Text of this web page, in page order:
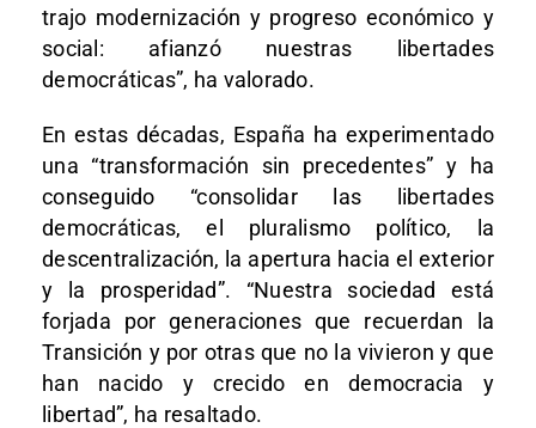
trajo modernización y progreso económico y
social: afianzó nuestras libertades
democráticas”, ha valorado.
En estas décadas, España ha experimentado
una “transformación sin precedentes” y ha
conseguido “consolidar las libertades
democráticas, el pluralismo político, la
descentralización, la apertura hacia el exterior
y la prosperidad”. “Nuestra sociedad está
forjada por generaciones que recuerdan la
Transición y por otras que no la vivieron y que
han nacido y crecido en democracia y
libertad”, ha resaltado.